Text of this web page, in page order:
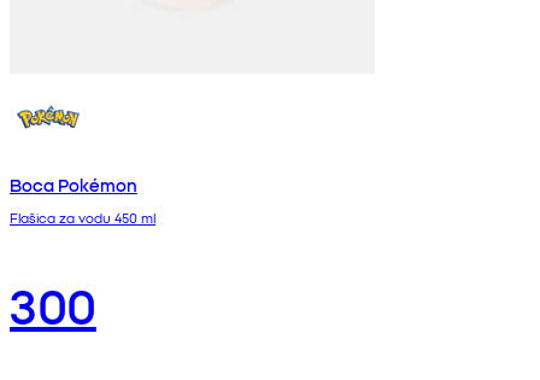
Boca Pokémon
Flašica za vodu 450 ml
300